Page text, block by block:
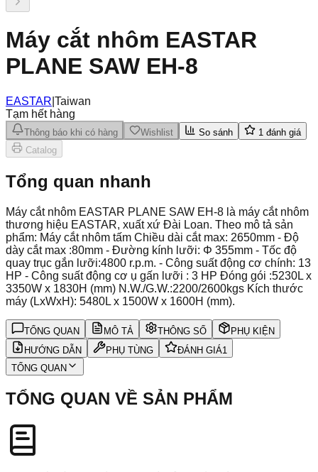
Máy cắt nhôm EASTAR
PLANE SAW EH-8
EASTAR Taiwan
Tạm hết hàng
Thông báo khi có hàng Wishlist So sánh 1 đánh giá
Catalog
Tổng quan nhanh
Máy cắt nhôm EASTAR PLANE SAW EH-8 là máy cắt nhôm
thương hiệu EASTAR, xuất xứ Đài Loan. Theo mô tả sản
phẩm: Máy cắt nhôm tấm Chiều dài cắt max: 2650mm - Độ
dày cắt max :80mm - Đường kính lưỡi: Φ 355mm - Tốc độ
quay trục gắn lưỡi:4800 r.p.m. - Công suất động cơ chính: 13
HP - Công suất động cơ ụ gấn lưỡi : 3 HP Đóng gói :5230L x
3350W x 1830H (mm) N.W./G.W.:2200/2600kgs Kích thước
máy (LxWxH): 5480L x 1500W x 1600H (mm).
TỔNG QUAN MÔ TẢ THÔNG SỐ
PHỤ KIỆN
HƯỚNG DẪN
PHỤ TÙNG ĐÁNH GIÁ1
TỔNG QUAN
TỔNG QUAN VỀ SẢN PHẨM